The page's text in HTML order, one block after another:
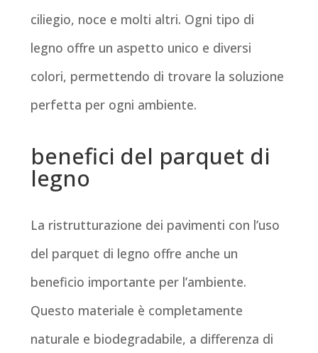
ciliegio, noce e molti altri. Ogni tipo di
legno offre un aspetto unico e diversi
colori, permettendo di trovare la soluzione
perfetta per ogni ambiente.
benefici del parquet di
legno
La ristrutturazione dei pavimenti con l’uso
del parquet di legno offre anche un
beneficio importante per l’ambiente.
Questo materiale è completamente
naturale e biodegradabile, a differenza di